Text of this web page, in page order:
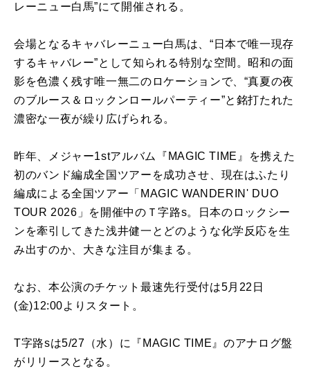
レーニュー白馬”にて開催される。
会場となるキャバレーニュー白馬は、“日本で唯一現存
するキャバレー”として知られる特別な空間。昭和の面
影を色濃く残す唯一無二のロケーションで、“真夏の夜
のブルース＆ロックンロールパーティー”と銘打たれた
濃密な一夜が繰り広げられる。
昨年、メジャー1stアルバム『MAGIC TIME』を携えた
初のバンド編成全国ツアーを成功させ、現在はふたり
編成による全国ツアー「MAGIC WANDERIN' DUO
TOUR 2026」を開催中のＴ字路s。日本のロックシー
ンを牽引してきた浅井健一とどのような化学反応を生
み出すのか、大きな注目が集まる。
なお、本公演のチケット最速先行受付は5月22日
(金)12:00よりスタート。
T字路sは5/27（水）に『MAGIC TIME』のアナログ盤
がリリースとなる。